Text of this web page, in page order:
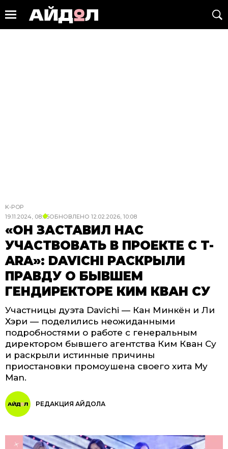
K-POP
19.11.2024, 08:05ОБНОВЛЕНО 12.02.2026, 10:08
«ОН ЗАСТАВИЛ НАС
УЧАСТВОВАТЬ В ПРОЕКТЕ С T-
ARA»: DAVICHI РАСКРЫЛИ
ПРАВДУ О БЫВШЕМ
ГЕНДИРЕКТОРЕ КИМ КВАН СУ
Участницы дуэта Davichi — Кан Минкён и Ли
Хэри — поделились неожиданными
подробностями о работе с генеральным
директором бывшего агентства Ким Кван Су
и раскрыли истинные причины
приостановки промоушена своего хита My
Man.
РЕДАКЦИЯ АЙДОЛА